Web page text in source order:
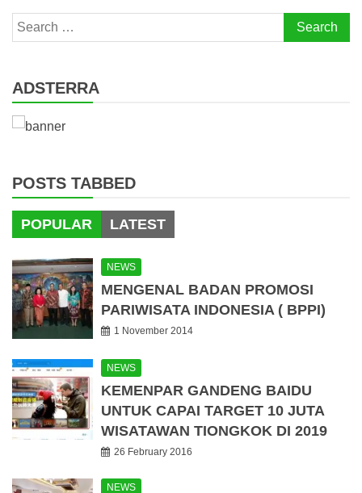
Search
for:
ADSTERRA
POSTS TABBED
POPULAR LATEST
NEWS
MENGENAL BADAN PROMOSI
PARIWISATA INDONESIA ( BPPI)
1 November 2014
NEWS
KEMENPAR GANDENG BAIDU
UNTUK CAPAI TARGET 10 JUTA
WISATAWAN TIONGKOK DI 2019
26 February 2016
NEWS